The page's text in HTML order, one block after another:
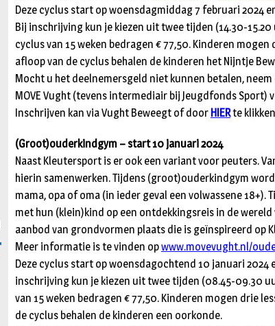
Deze cyclus start op woensdagmiddag 7 februari 2024
Bij inschrijving kun je kiezen uit twee tijden (14.30-
cyclus van 15 weken bedragen € 77,50. Kinderen
afloop van de cyclus behalen de kinderen het Nijntje
Mocht u het deelnemersgeld niet kunnen betalen,
MOVE Vught (tevens intermediair bij Jeugdfonds Sport)
Inschrijven kan via Vught Beweegt of door HIERte
(Groot)ouderkindgym – start 10 januari 2024
Naast Kleutersport is er ook een variant voor peuters.
hierin samenwerken. Tijdens (groot)ouderkindgym
mama, opa of oma (in ieder geval een volwassene
met hun (klein)kind op een ontdekkingsreis in de
aanbod van grondvormen plaats die is geïnspireerd op
Meer informatie is te vinden opwww.movevught.nl/
Deze cyclus start op woensdagochtend 10 januari 2024
inschrijving kun je kiezen uit twee tijden (08.45-09.30
van 15 weken bedragen € 77,50. Kinderen mogen drie
de cyclus behalen de kinderen een oorkonde.